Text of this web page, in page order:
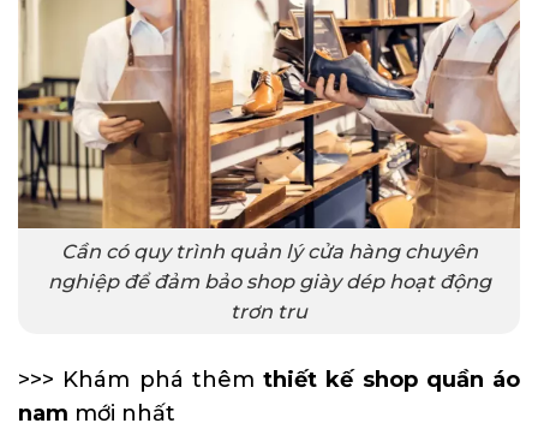
Cần có quy trình quản lý cửa hàng chuyên
nghiệp để đảm bảo shop giày dép hoạt động
trơn tru
>>> Khám phá thêm thiết kế shop quần áo
nam mới nhất